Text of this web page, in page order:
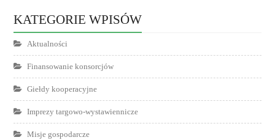
KATEGORIE WPISÓW
Aktualności
Finansowanie konsorcjów
Giełdy kooperacyjne
Imprezy targowo-wystawiennicze
Misje gospodarcze